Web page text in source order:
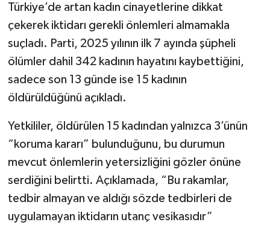
Türkiye’de artan kadın cinayetlerine dikkat
çekerek iktidarı gerekli önlemleri almamakla
suçladı. Parti, 2025 yılının ilk 7 ayında şüpheli
ölümler dahil 342 kadının hayatını kaybettiğini,
sadece son 13 günde ise 15 kadının
öldürüldüğünü açıkladı.
Yetkililer, öldürülen 15 kadından yalnızca 3’ünün
“koruma kararı” bulunduğunu, bu durumun
mevcut önlemlerin yetersizliğini gözler önüne
serdiğini belirtti. Açıklamada, “Bu rakamlar,
tedbir almayan ve aldığı sözde tedbirleri de
uygulamayan iktidarın utanç vesikasıdır”